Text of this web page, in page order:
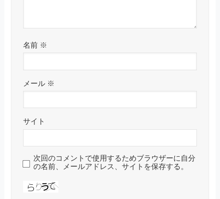
名前 ※
メール ※
サイト
次回のコメントで使用するためブラウザーに自分
の名前、メールアドレス、サイトを保存する。